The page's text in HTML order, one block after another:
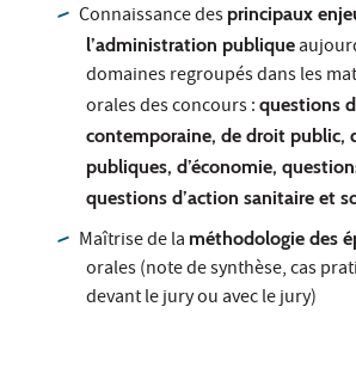
Connaissance des principaux
l’administration publique
domaines regroupés dans les
orales des concours : questions
contemporaine, de droit public,
publiques, d’économie,
questions d’action sanitaire et
Maîtrise de la méthodologie des
orales (note de synthèse, cas
devant le jury ou avec le jury)